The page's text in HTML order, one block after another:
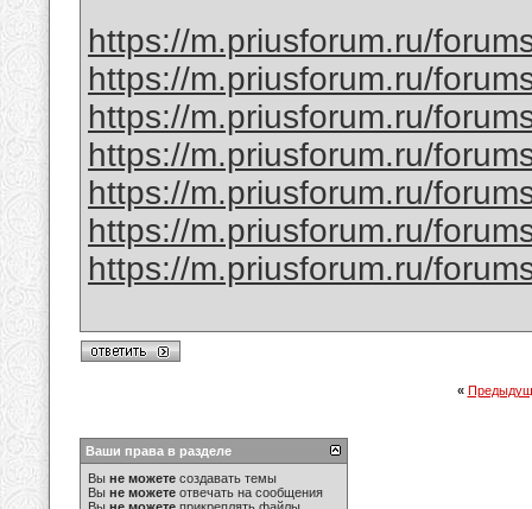
https://m.priusforum.ru/
https://m.priusforum.ru/
https://m.priusforum.ru/
https://m.priusforum.ru/
https://m.priusforum.ru/
https://m.priusforum.ru/
https://m.priusforum.ru/
«
Ваши права в разделе
Вы не можете создавать темы
Вы не можете отвечать на сообщения